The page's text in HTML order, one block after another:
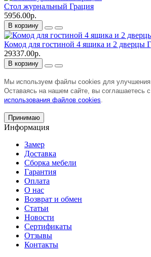
Стол журнальный Грация
5956.00р.
В корзину
Комод для гостиной 4 ящика и 2 дверцы
29337.00р.
В корзину
Мы используем файлы cookies для улучшения
Оставаясь на нашем сайте, вы соглашаетесь с
использования файлов cookies.
Принимаю
Информация
Замер
Доставка
Сборка мебели
Гарантия
Оплата
О нас
Возврат и обмен
Статьи
Новости
Сертификаты
Отзывы
Контакты